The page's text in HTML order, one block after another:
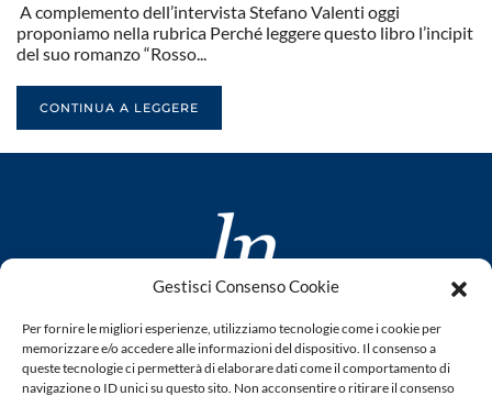
Gestisci Consenso Cookie
Per fornire le migliori esperienze, utilizziamo tecnologie come i cookie per
memorizzare e/o accedere alle informazioni del dispositivo. Il consenso a
queste tecnologie ci permetterà di elaborare dati come il comportamento di
navigazione o ID unici su questo sito. Non acconsentire o ritirare il consenso
A complemento dell’intervista Stefano Valenti oggi
proponiamo nella rubrica Perché leggere questo libro l’incipit
del suo romanzo “Rosso...
CONTINUA A LEGGERE
www.laletteraturaenoi.it
fondato da Romano Luperini
Questo blog non rappresenta una testata giornalistica in